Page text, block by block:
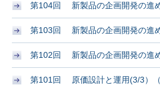
第104回 新製品の企画開発の進
第103回 新製品の企画開発の進
第102回 新製品の企画開発の進
第101回 原価設計と運用(3/3）（